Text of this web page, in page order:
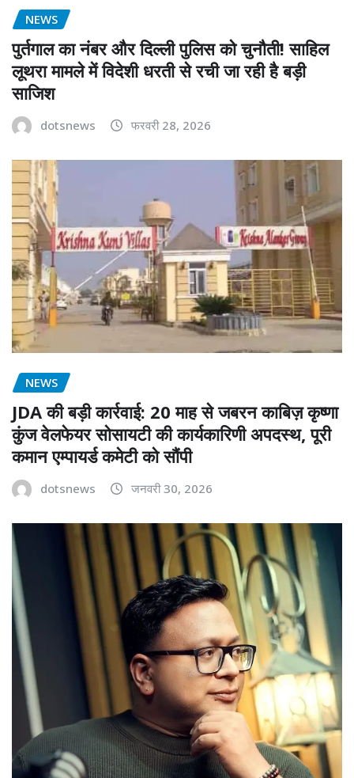
NEWS
पुर्तगाल का नंबर और दिल्ली पुलिस को चुनौती! साहिल
लूथरा मामले में विदेशी धरती से रची जा रही है बड़ी
साजिश
dotsnews फरवरी 28, 2026
NEWS
JDA की बड़ी कार्रवाई: 20 माह से जबरन काबिज़ कृष्णा
कुंज वेलफेयर सोसायटी की कार्यकारिणी अपदस्थ, पूरी
कमान एम्पायर्ड कमेटी को सौंपी
dotsnews जनवरी 30, 2026